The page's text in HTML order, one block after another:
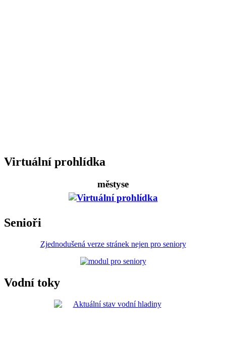
Virtuální prohlídka
městyse
Senioři
Zjednodušená verze stránek nejen pro seniory
Vodní toky